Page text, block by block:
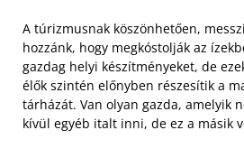
A túrizmusnak köszönhetően,
hozzánk, hogy megkóstolják az
gazdag helyi készítményeket, de
élők szintén előnyben részesítik a
tárházát. Van olyan gazda, amelyik
kívül egyéb italt inni, de ez a másik